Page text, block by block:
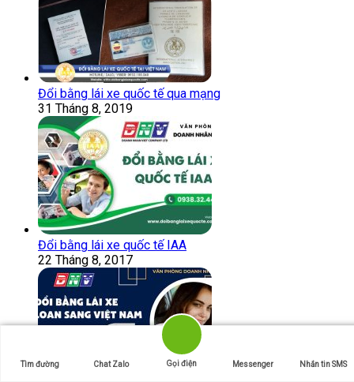
Đổi bằng lái xe quốc tế qua mạng
31 Tháng 8, 2019
Đổi bằng lái xe quốc tế IAA
22 Tháng 8, 2017
Tìm đường Chat Zalo Gọi điện Messenger Nhắn tin SMS